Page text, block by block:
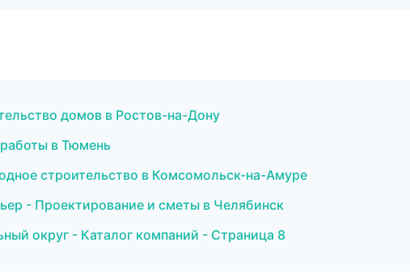
домов в Ростов-на-Дону
в Тюмень
строительство в Комсомольск-на-Амуре
- Проектирование и сметы в Челябинск
округ - Каталог компаний - Страница 8